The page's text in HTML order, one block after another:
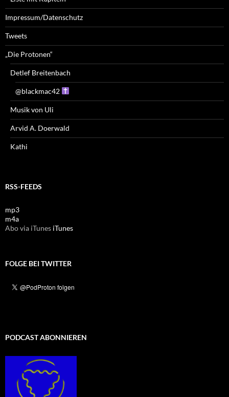
Impressum/Datenschutz
Tweets
„Die Protonen“
Detlef Breitenbach
@blackmac42
Musik von Uli
Arvid A. Doerwald
Kathi
RSS-FEEDS
mp3
m4a
Abo via iTunes iTunes
FOLGE BEI TWITTER
PODCAST ABONNIEREN